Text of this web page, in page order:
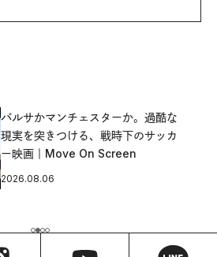
バルサかマンチェスターか。過酷な
現実を突きつける、戦時下のサッカ
ー映画｜Move On Screen
2026.08.06